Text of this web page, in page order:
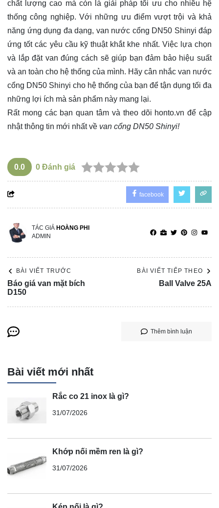
chất lượng cao mà còn là giải pháp tối ưu cho nhiều hệ
thống công nghiệp. Với những ưu điểm vượt trội và khả
năng ứng dụng đa dạng, van nước cổng DN50 Shinyi đáp
ứng tốt các yêu cầu kỹ thuật khắt khe nhất. Việc lựa chọn
và lắp đặt van đúng cách sẽ giúp bạn đảm bảo hiệu suất
và an toàn cho hệ thống của mình. Hãy cân nhắc van nước
cổng DN50 Shinyi cho hệ thống của bạn để tận dụng tối đa
những lợi ích mà sản phẩm này mang lại.
Rất mong các bạn quan tâm và theo dõi honto.vn để cập
nhật thông tin mới nhất về van cổng DN50 Shinyi!
0.0 0 Đánh giá
facebook
TÁC GIẢ HOÀNG PHI
ADMIN
BÀI VIẾT TRƯỚC
Báo giá van mặt bích
D150
BÀI VIẾT TIẾP THEO
Ball Valve 25A
Thêm bình luận
Bài viết mới nhất
Rắc co 21 inox là gì?
31/07/2026
Khớp nối mềm ren là gì?
31/07/2026